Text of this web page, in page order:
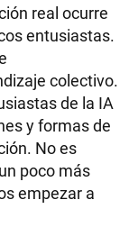
real ocurre
entusiastas.
colectivo.
de la IA
y formas de
No es
poco más
empezar a